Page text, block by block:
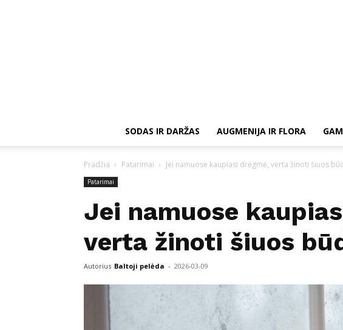
SODAS IR DARŽAS AUGMENIJA IR FLORA
Pradžia Patarimai Jei namuose kaupiasi drėgmė, verta žinoti šiuos
Patarimai
Jei namuose
verta žinoti šiuos
Autorius Baltoji pelėda - 2026-03-09